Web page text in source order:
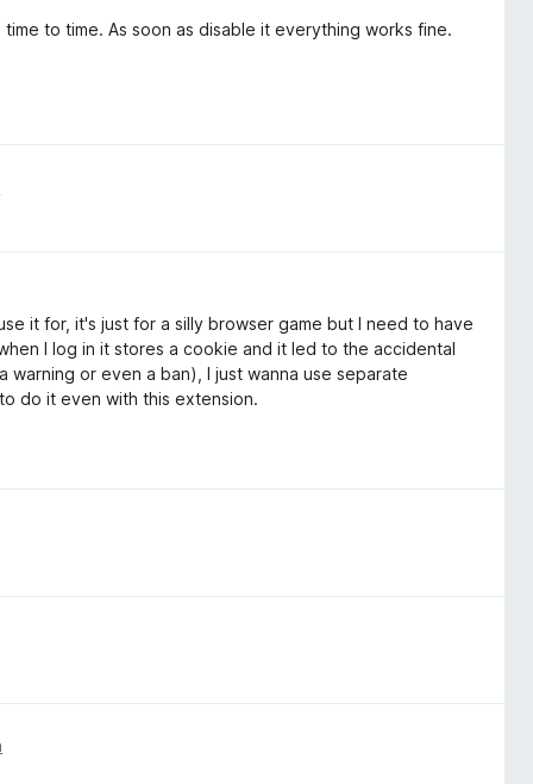
to time. As soon as disable it everything works fine.
it for, it's just for a silly browser game but I need to have
I log in it stores a cookie and it led to the accidental
or even a ban), I just wanna use separate
do it even with this extension.